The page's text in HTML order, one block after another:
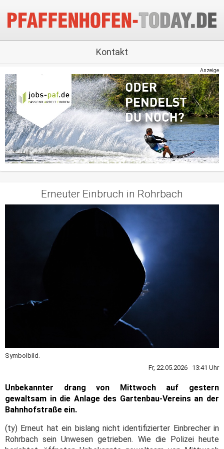
Kontakt
Anzeige
Erneuter Einbruch in Rohrbach
Symbolbild.
Fr, 22.05.2026 13:41 Uhr
Unbekannter drang von Mittwoch auf gestern
gewaltsam in die Anlage des Gartenbau-Vereins an der
Bahnhofstraße ein.
(ty) Erneut hat ein bislang nicht identifizierter Einbrecher in
Rohrbach sein Unwesen getrieben. Wie die Polizei heute